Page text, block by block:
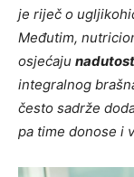
je riječ o
Međutim,
osjećaju nadutost
integralnog
često sadrže
pa time donose i